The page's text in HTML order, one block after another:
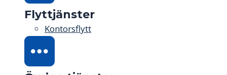
Flyttjänster
Kontorsflytt